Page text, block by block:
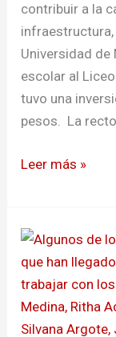
contribuir a la
Universidad de
escolar al
tuvo una
pesos. La
Leer más »
En
Pasto
fundación
trabaja
por